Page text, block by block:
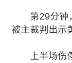
第29分钟，
被主裁判出示
上半场伤停